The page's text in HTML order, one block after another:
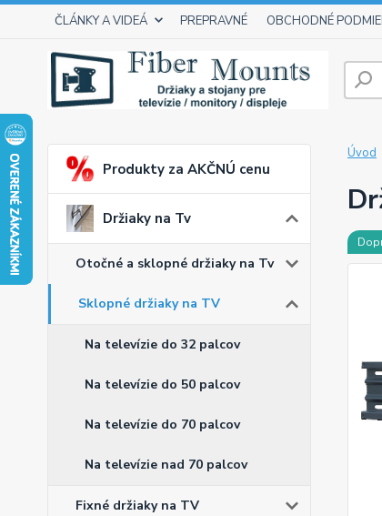
ČLÁNKY A VIDEÁ PREPRAVNÉ OBCHODNÉ
Produkty za AKČNÚ cenu
Držiaky na Tv
Otočné a sklopné držiaky na Tv
Sklopné držiaky na TV
Na televízie do 32 palcov
Na televízie do 50 palcov
Na televízie do 70 palcov
Na televízie nad 70 palcov
Fixné držiaky na TV
Úvod